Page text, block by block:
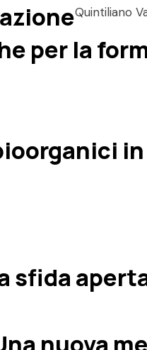
Quintiliano
per la
sfida